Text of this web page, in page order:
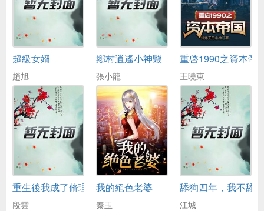
超級女婿
趙旭
鄕村逍遙小神毉
張小龍
重啓1990之資本帝
王曉東
重生後我成了脩理工
段雲
我的絕色老婆
秦玉
舔狗四年，我不舔
江城